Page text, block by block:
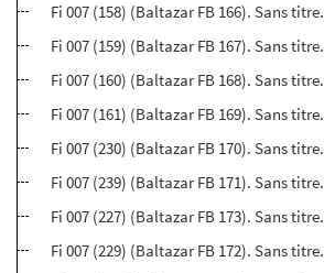
Fi 007 (158) (Baltazar FB 166). Sans
Fi 007 (159) (Baltazar FB 167). Sans
Fi 007 (160) (Baltazar FB 168). Sans
Fi 007 (161) (Baltazar FB 169). Sans
Fi 007 (230) (Baltazar FB 170). Sans
Fi 007 (239) (Baltazar FB 171). Sans
Fi 007 (227) (Baltazar FB 173). Sans
Fi 007 (229) (Baltazar FB 172). Sans